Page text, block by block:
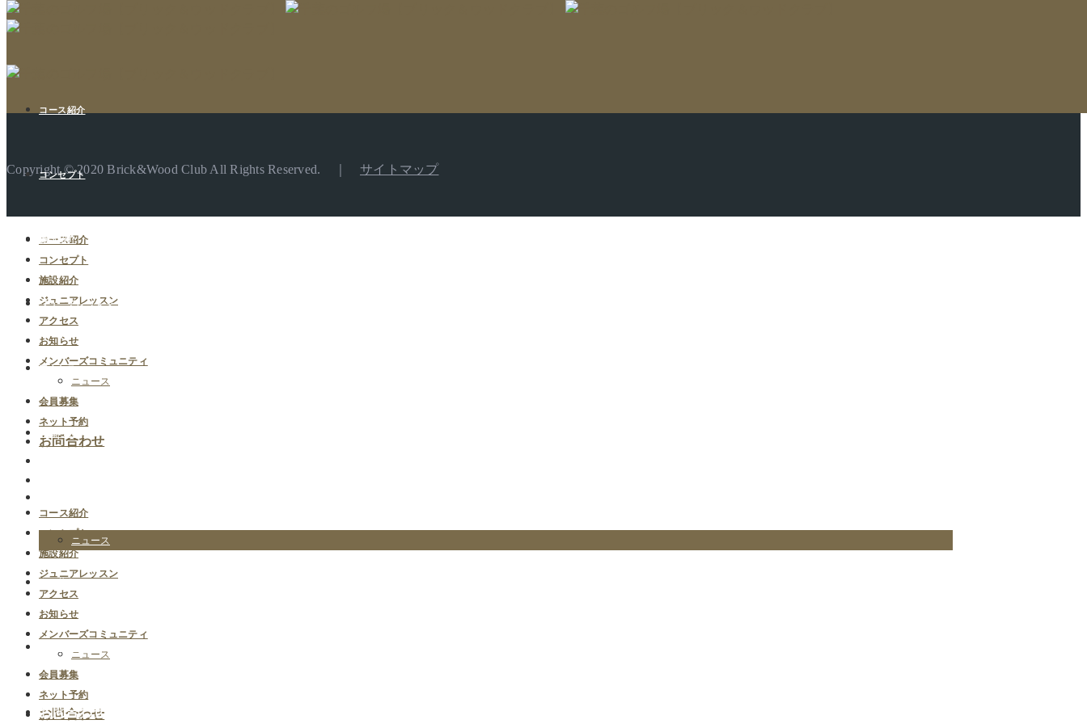
コース紹介
コンセプト
施設紹介
ジュニアレッスン
アクセス
お知らせ
ニュース
お問合わせ
Copyright © 2020 Brick&Wood Club All Rights Reserved. ｜ サイトマップ
コース紹介
コンセプト
施設紹介
ジュニアレッスン
アクセス
お知らせ
メンバーズコミュニティ
ニュース
会員募集
ネット予約
お問合わせ
コース紹介
コンセプト
施設紹介
ジュニアレッスン
アクセス
お知らせ
メンバーズコミュニティ
ニュース
会員募集
ネット予約
お問合わせ